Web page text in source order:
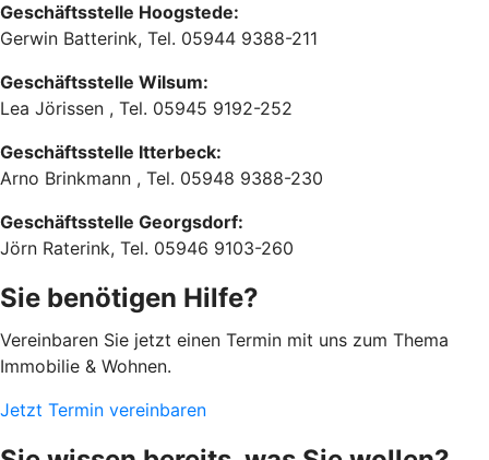
Geschäftsstelle Hoogstede:
Gerwin Batterink, Tel. 05944 9388-211
Geschäftsstelle Wilsum:
Lea Jörissen , Tel. 05945 9192-252
Geschäftsstelle Itterbeck:
Arno Brinkmann , Tel. 05948 9388-230
Geschäftsstelle Georgsdorf:
Jörn Raterink, Tel. 05946 9103-260
Sie benötigen Hilfe?
Vereinbaren Sie jetzt einen Termin mit uns zum Thema
Immobilie & Wohnen.
Jetzt Termin vereinbaren